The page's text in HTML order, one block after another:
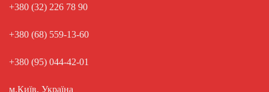
+380 (32) 226 78 90
+380 (68) 559-13-60
+380 (95) 044-42-01
м.Київ, Україна